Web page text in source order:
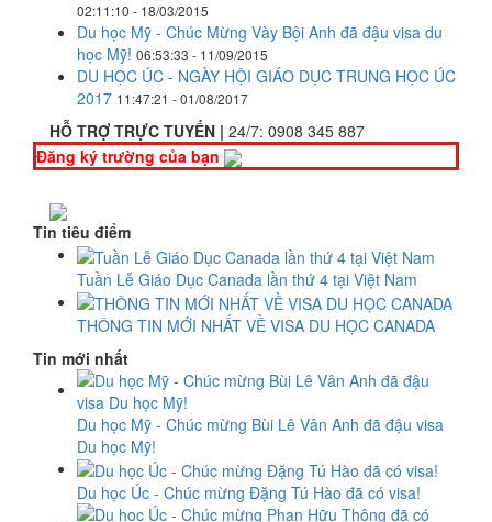
02:11:10 - 18/03/2015
Du học Mỹ - Chúc Mừng Vày Bội Anh đã đậu visa du
học Mỹ! 06:53:33 - 11/09/2015
DU HỌC ÚC - NGÀY HỘI GIÁO DỤC TRUNG HỌC ÚC
2017 11:47:21 - 01/08/2017
HỖ TRỢ TRỰC TUYẾN | 24/7: 0908 345 887
Đăng ký trường của bạn
Tin tiêu điểm
Tuần Lễ Giáo Dục Canada lần thứ 4 tại Việt Nam
THÔNG TIN MỚI NHẤT VỀ VISA DU HỌC CANADA
Tin mới nhất
Du học Mỹ - Chúc mừng Bùi Lê Vân Anh đã đậu visa
Du học Mỹ!
Du học Úc - Chúc mừng Đặng Tú Hào đã có visa!